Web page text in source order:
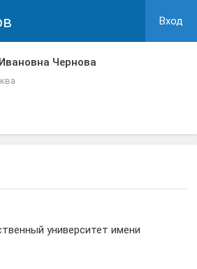
Вход
Чернова
университет имени